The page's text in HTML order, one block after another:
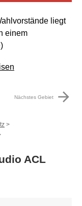
liegt
einem
Nächstes Gebiet arrow_forward
ACL